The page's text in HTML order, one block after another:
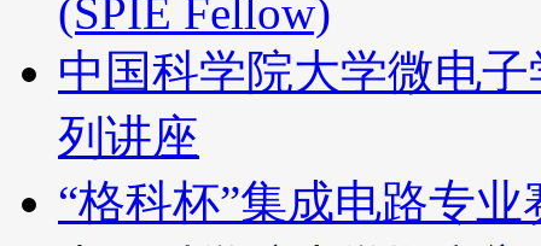
(SPIE Fellow)
中国科学院大学微电
列讲座
“格科杯”集成电路专